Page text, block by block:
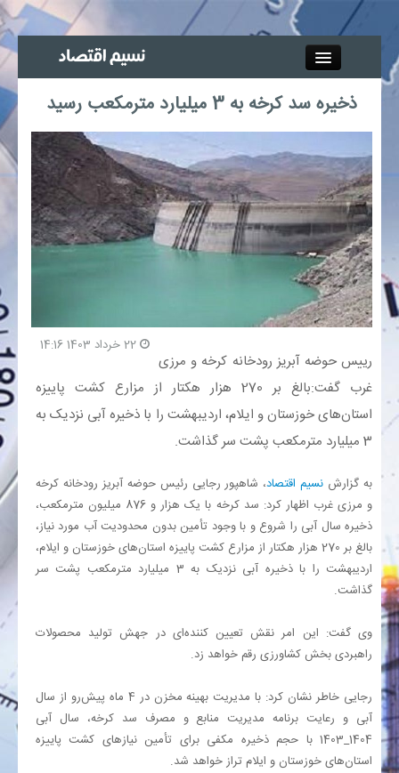
جذب خبرنگار
آگهی استخدام
پیوند‌ها
چند رسانه‌ای
بیمه و بورس
بانک
انرژی
اقتصاد
ذخیره سد کرخه به 3 میلیارد مترمکعب رسید
رییس حوضه آبریز رودخانه کرخه و مرزی
غرب گفت:بالغ بر 270 هزار هکتار از مزارع کشت پاییزه
استان‌های خوزستان و ایلام، اردیبهشت را با ذخیره آبی نزدیک به
3 میلیارد مترمکعب پشت سر گذاشت.
به گزارش نسیم اقتصاد، شاهپور رجایی رئیس حوضه آبریز رودخانه کرخه
و مرزی غرب اظهار کرد: سد کرخه با یک هزار و 876 میلیون مترمکعب،
ذخیره سال آبی را شروع و با وجود تأمین بدون محدودیت آب مورد نیاز،
بالغ بر 270 هزار هکتار از مزارع کشت پاییزه استان‌های خوزستان و ایلام،
اردیبهشت را با ذخیره آبی نزدیک به 3 میلیارد مترمکعب پشت سر
گذاشت.
وی گفت: این امر نقش تعیین کننده‌ای در جهش تولید محصولات
راهبردی بخش کشاورزی رقم خواهد زد.
رجایی خاطر نشان کرد: با مدیریت بهینه مخزن در 4 ماه پیش‌رو از سال
آبی و رعایت برنامه مدیریت منابع و مصرف سد کرخه، سال آبی
1404_1403 با حجم ذخیره مکفی برای تأمین نیازهای کشت پاییزه
استان‌های خوزستان و ایلام تراز خواهد شد.